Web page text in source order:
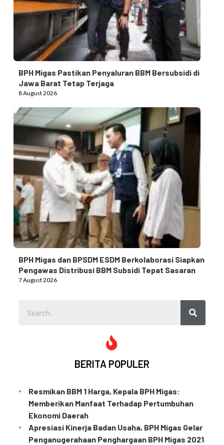
BPH Migas Pastikan Penyaluran BBM Bersubsidi di
Jawa Barat Tetap Terjaga
8 August 2026
BPH Migas dan BPSDM ESDM Berkolaborasi Siapkan
Pengawas Distribusi BBM Subsidi Tepat Sasaran
7 August 2026
BERITA POPULER
Resmikan BBM 1 Harga, Kepala BPH Migas:
Memberikan Manfaat Terhadap Pertumbuhan
Ekonomi Daerah
Apresiasi Kinerja Badan Usaha, BPH Migas Gelar
Penganugerahaan Penghargaan BPH Migas 2021